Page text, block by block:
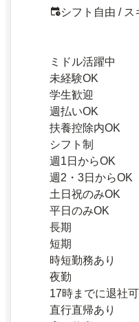
シフト自由 / ス
ミドル活躍中
未経験OK
学生歓迎
週払いOK
扶養控除内OK
シフト制
週1日からOK
週2・3日からOK
土日祝のみOK
平日のみOK
長期
短期
時短勤務あり
夜勤
17時までに退社可
直行直帰あり